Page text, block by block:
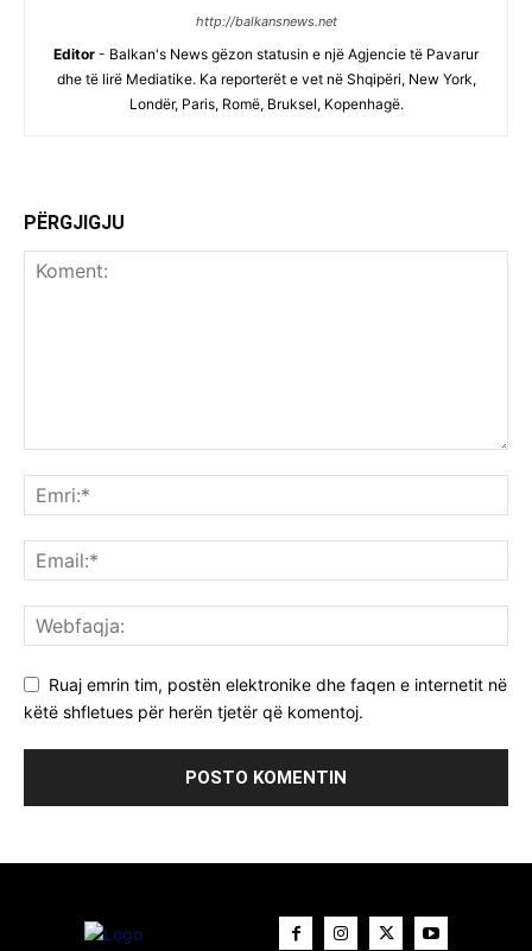
http://balkansnews.net
Editor - Balkan's News gëzon statusin e një Agjencie të Pavarur
dhe të lirë Mediatike. Ka reporterët e vet në Shqipëri, New York,
Londër, Paris, Romë, Bruksel, Kopenhagë.
PËRGJIGJU
Ruaj emrin tim, postën elektronike dhe faqen e internetit në
këtë shfletues për herën tjetër që komentoj.